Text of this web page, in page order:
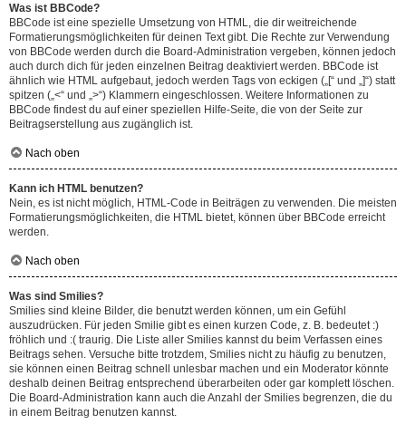
Was ist BBCode?
BBCode ist eine spezielle Umsetzung von HTML, die dir weitreichende
Formatierungsmöglichkeiten für deinen Text gibt. Die Rechte zur Verwendung
von BBCode werden durch die Board-Administration vergeben, können jedoch
auch durch dich für jeden einzelnen Beitrag deaktiviert werden. BBCode ist
ähnlich wie HTML aufgebaut, jedoch werden Tags von eckigen („[“ und „]“) statt
spitzen („<“ und „>“) Klammern eingeschlossen. Weitere Informationen zu
BBCode findest du auf einer speziellen Hilfe-Seite, die von der Seite zur
Beitragserstellung aus zugänglich ist.
Nach oben
Kann ich HTML benutzen?
Nein, es ist nicht möglich, HTML-Code in Beiträgen zu verwenden. Die meisten
Formatierungsmöglichkeiten, die HTML bietet, können über BBCode erreicht
werden.
Nach oben
Was sind Smilies?
Smilies sind kleine Bilder, die benutzt werden können, um ein Gefühl
auszudrücken. Für jeden Smilie gibt es einen kurzen Code, z. B. bedeutet :)
fröhlich und :( traurig. Die Liste aller Smilies kannst du beim Verfassen eines
Beitrags sehen. Versuche bitte trotzdem, Smilies nicht zu häufig zu benutzen,
sie können einen Beitrag schnell unlesbar machen und ein Moderator könnte
deshalb deinen Beitrag entsprechend überarbeiten oder gar komplett löschen.
Die Board-Administration kann auch die Anzahl der Smilies begrenzen, die du
in einem Beitrag benutzen kannst.